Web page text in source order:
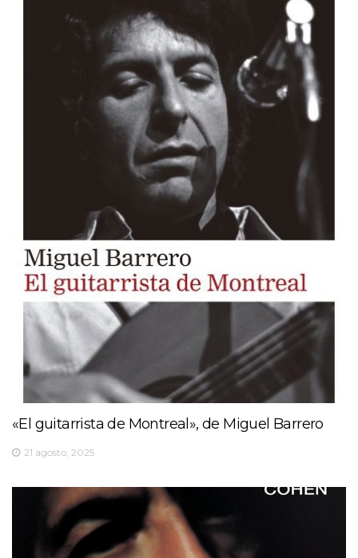
«El guitarrista de Montreal», de Miguel Barrero
21 agosto, 2025